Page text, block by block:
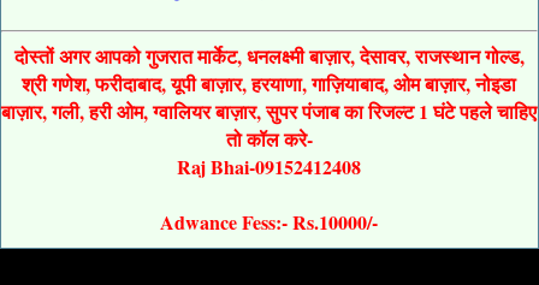
दोस्तों अगर आपको गुजरात मार्केट, धनलक्ष्मी बाज़ार, देसावर, राजस्थान गोल्ड,
श्री गणेश, फरीदाबाद, यूपी बाज़ार, हरयाणा, गाज़ियाबाद, ओम बाज़ार, नोइडा
बाज़ार, गली, हरी ओम, ग्वालियर बाज़ार, सुपर पंजाब का रिजल्ट 1 घंटे पहले चाहिए
तो कॉल करे-
Raj Bhai-09152412408
Adwance Fess:- Rs.10000/-